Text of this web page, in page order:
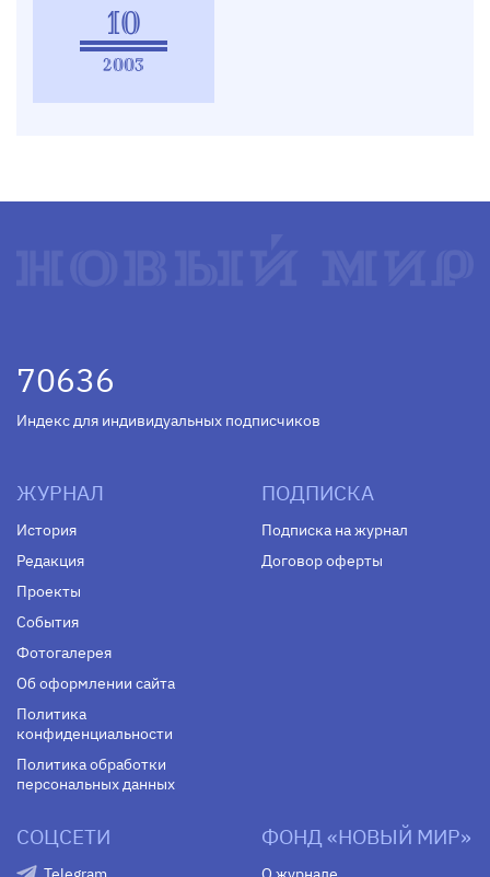
10
2003
70636
Индекс для индивидуальных подписчиков
ЖУРНАЛ
История
Редакция
Проекты
События
Фотогалерея
Об оформлении сайта
Политика
конфиденциальности
Политика обработки
персональных данных
ПОДПИСКА
Подписка на журнал
Договор оферты
СОЦСЕТИ ФОНД «НОВЫЙ МИР»